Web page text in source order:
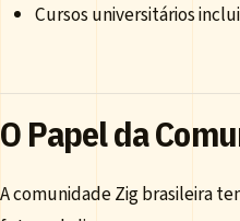
Cursos universitários
O Papel da
A comunidade Zig brasileira